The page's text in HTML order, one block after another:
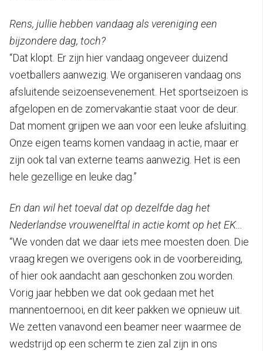
Rens, jullie hebben vandaag als vereniging een
bijzondere dag, toch?
“Dat klopt. Er zijn hier vandaag ongeveer duizend
voetballers aanwezig. We organiseren vandaag ons
afsluitende seizoensevenement. Het sportseizoen is
afgelopen en de zomervakantie staat voor de deur.
Dat moment grijpen we aan voor een leuke afsluiting.
Onze eigen teams komen vandaag in actie, maar er
zijn ook tal van externe teams aanwezig. Het is een
hele gezellige en leuke dag.”
En dan wil het toeval dat op dezelfde dag het
Nederlandse vrouwenelftal in actie komt op het EK…
“We vonden dat we daar iets mee moesten doen. Die
vraag kregen we overigens ook in de voorbereiding,
of hier ook aandacht aan geschonken zou worden.
Vorig jaar hebben we dat ook gedaan met het
mannentoernooi, en dit keer pakken we opnieuw uit.
We zetten vanavond een beamer neer waarmee de
wedstrijd op een scherm te zien zal zijn in ons